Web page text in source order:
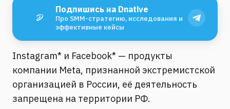
Подпишись на Dnative
Про SMM-стратегию, исследования и
эффективные кейсы
Instagram* и Facebook* — продукты
компании Meta, признанной экстремистской
организацией в России, её деятельность
запрещена на территории РФ.